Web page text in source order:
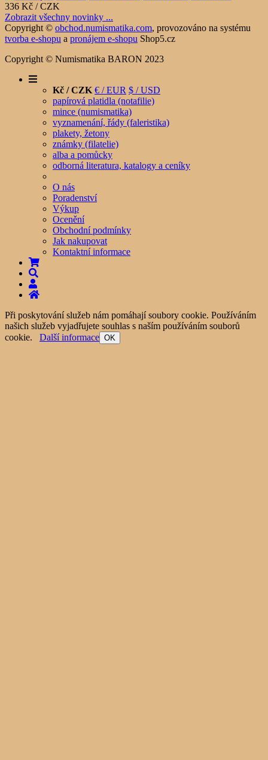
336 Kč / CZK
Zobrazit všechny novinky ...
Copyright © obchod.numismatika.com, provozováno na systému
tvorba e-shopu a pronájem e-shopu Shop5.cz
Copyright © Numismatika BARON 2023
Kč / CZK € / EUR $ / USD
papírová platidla (notafilie)
mince (numismatika)
vyznamenání, řády (faleristika)
plakety, žetony
známky (filatelie)
alba a pomůcky
odborná literatura, katalogy a ceníky
O nás
Poradenství
Výkup
Ocenění
Obchodní podmínky
Jak nakupovat
Kontaktní informace
Při poskytování služeb nám pomáhají soubory cookie. Používáním
našich služeb vyjadřujete souhlas s naším používáním souborů
cookie. Další informace